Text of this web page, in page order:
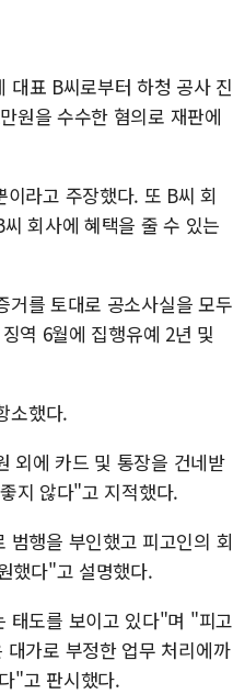
대표 B씨로부터 하청 공사 진
원을 수수한 혐의로 재판에
라고 주장했다. 또 B씨 회
회사에 혜택을 줄 수 있는
거를 토대로 공소사실을 모두
역 6월에 집행유예 2년 및
소했다.
외에 카드 및 통장을 건네받
지 않다"고 지적했다.
행을 부인했고 피고인의 회
했다"고 설명했다.
태도를 보이고 있다"며 "피고
가로 부정한 업무 처리에까
"고 판시했다.